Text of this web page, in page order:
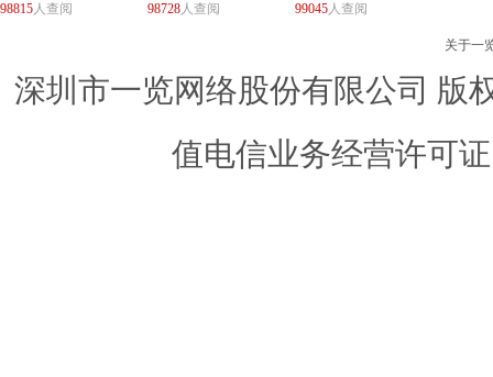
98815人查阅
98728人查阅
99045人查阅
关于一
深圳市一览网络股份有限公司 版
值电信业务经营许可